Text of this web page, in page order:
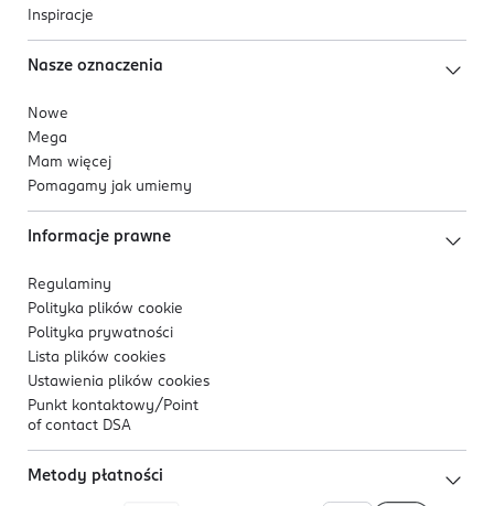
Inspiracje
Nasze oznaczenia
Nowe
Mega
Mam więcej
Pomagamy jak umiemy
Informacje prawne
Regulaminy
Polityka plików cookie
Polityka prywatności
Lista plików cookies
Ustawienia plików cookies
Punkt kontaktowy/ Point
of contact DSA
Metody płatności